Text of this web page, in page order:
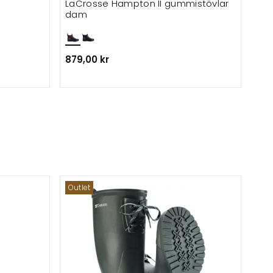
LaCrosse Hampton II gummistövlar
dam
879,00 kr
Outlet